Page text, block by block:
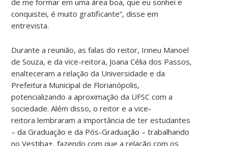
conquistei, é muito gratificante”, disse em
entrevista.
Durante a reunião, as falas do reitor, Irineu Manoel
de Souza, e da vice-reitora, Joana Célia dos Passos,
enalteceram a relação da Universidade e da
Prefeitura Municipal de Florianópolis,
potencializando a aproximação da UFSC com a
sociedade. Além disso, o reitor e a vice-
reitora lembraram a importância de ter estudantes
– da Graduação e da Pós-Graduação – trabalhando
no Vestiba+, fazendo com que a relação com os